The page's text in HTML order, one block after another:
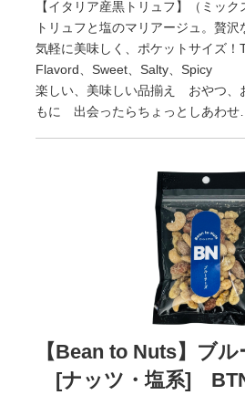
【イタリア産黒トリュフ】（ミッ
トリュフと塩のマリアージュ。贅沢
気軽に美味しく、ポケットサイズ！
Flavord、Sweet、Salty、Spicy
楽しい、美味しい品揃え おやつ、
もに 出会ったらちょっとしあわ
【Bean to Nuts】ブ
[ナッツ・塩系]